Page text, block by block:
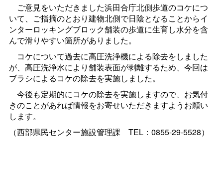
ご意見をいただきました浜田合庁北側歩道のコケにつ
いて、ご指摘のとおり建物北側で日陰となることからイ
ンターロッキングブロック舗装の歩道に生育し水分を含
んで滑りやすい箇所がありました。
コケについて過去に高圧洗浄機による除去をしました
が、高圧洗浄水により舗装表面が剥離するため、今回は
ブラシによるコケの除去を実施しました。
今後も定期的にコケの除去を実施しますので、お気付
きのことがあれば情報をお寄せいただきますようお願い
します。
（西部県民センター施設管理課 TEL：0855-29-5528）